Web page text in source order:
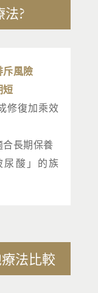
法?
斥風險
短
修復加乘效
長期保養
尿酸」的族
法比較